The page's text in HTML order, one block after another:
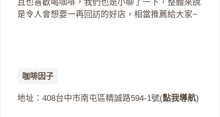
且也喜歡喝咖啡，我們也是小聊了一下，整體來說
是令人會想要一再回訪的好店，相當推薦給大家~
咖啡因子
地址：408台中市南屯區精誠路594-1號(點我導航)